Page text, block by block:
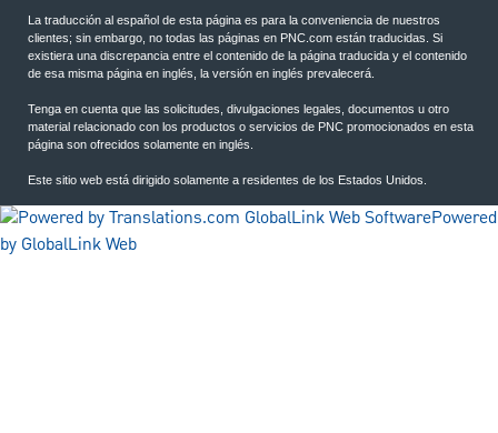
La traducción al español de esta página es para la conveniencia de nuestros
clientes; sin embargo, no todas las páginas en PNC.com están traducidas. Si
existiera una discrepancia entre el contenido de la página traducida y el contenido
de esa misma página en inglés, la versión en inglés prevalecerá.
Tenga en cuenta que las solicitudes, divulgaciones legales, documentos u otro
material relacionado con los productos o servicios de PNC promocionados en esta
página son ofrecidos solamente en inglés.
Este sitio web está dirigido solamente a residentes de los Estados Unidos.
Powered
by GlobalLink Web